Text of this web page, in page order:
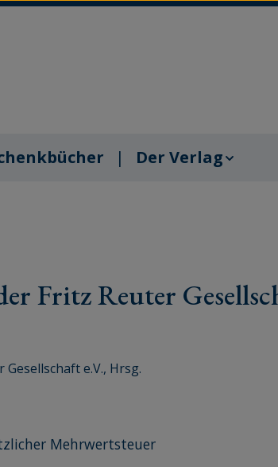
Der Verlag
Fritz Reuter
Gesellschaft e.V., Hrsg.
Mehrwertsteuer